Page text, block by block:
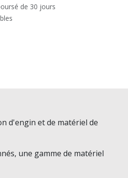
de 30 jours
d'engin et de matériel de
une gamme de matériel